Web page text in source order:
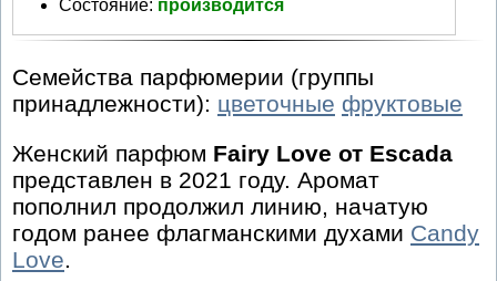
Состояние: производится
Семейства парфюмерии (группы
принадлежности): цветочные фруктовые
Женский парфюм Fairy Love от Escada
представлен в 2021 году. Аромат
пополнил продолжил линию, начатую
годом ранее флагманскими духами Candy
Love.